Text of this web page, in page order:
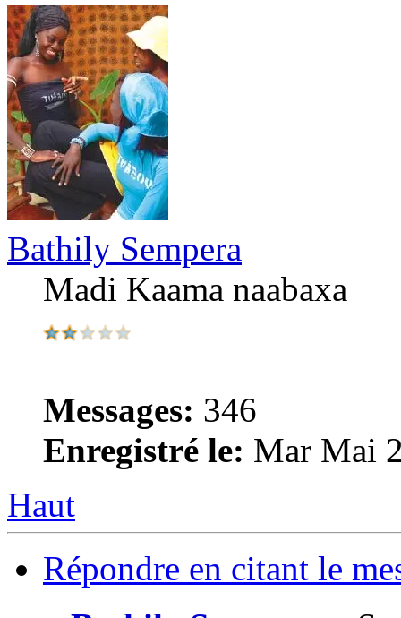
Bathily Sempera
Madi Kaama naabaxa
Messages: 346
Enregistré le: Mar Mai
Haut
Répondre en citant le